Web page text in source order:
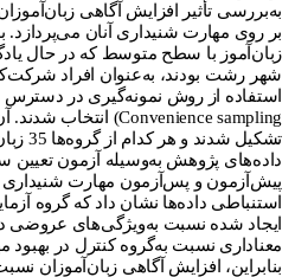
به‌بررسی تأثیر افزایش آگاهی
‌زبان‌آموز با سطح متوسط که در حال
شهر رشت بودند، به‌عنوان افراد
استفاده از روش نمونه‌گیری در دسترس
Convenience sampling) انتخاب شدند.
تشکیل
داده‌های پژوهش به‌وسیله آزمون
پیش‌آزمون و پس‌آزمون مهارت شنیداری
استنباطی داده‌‌ها نشان داد که گروه
ایجاد شده نسبت به‌ویژگی‌های عروضی
معناداری نسبت به‌گروه کنترل در
بنابراین، افزایش آگاهی ‌زبان‌آموزان